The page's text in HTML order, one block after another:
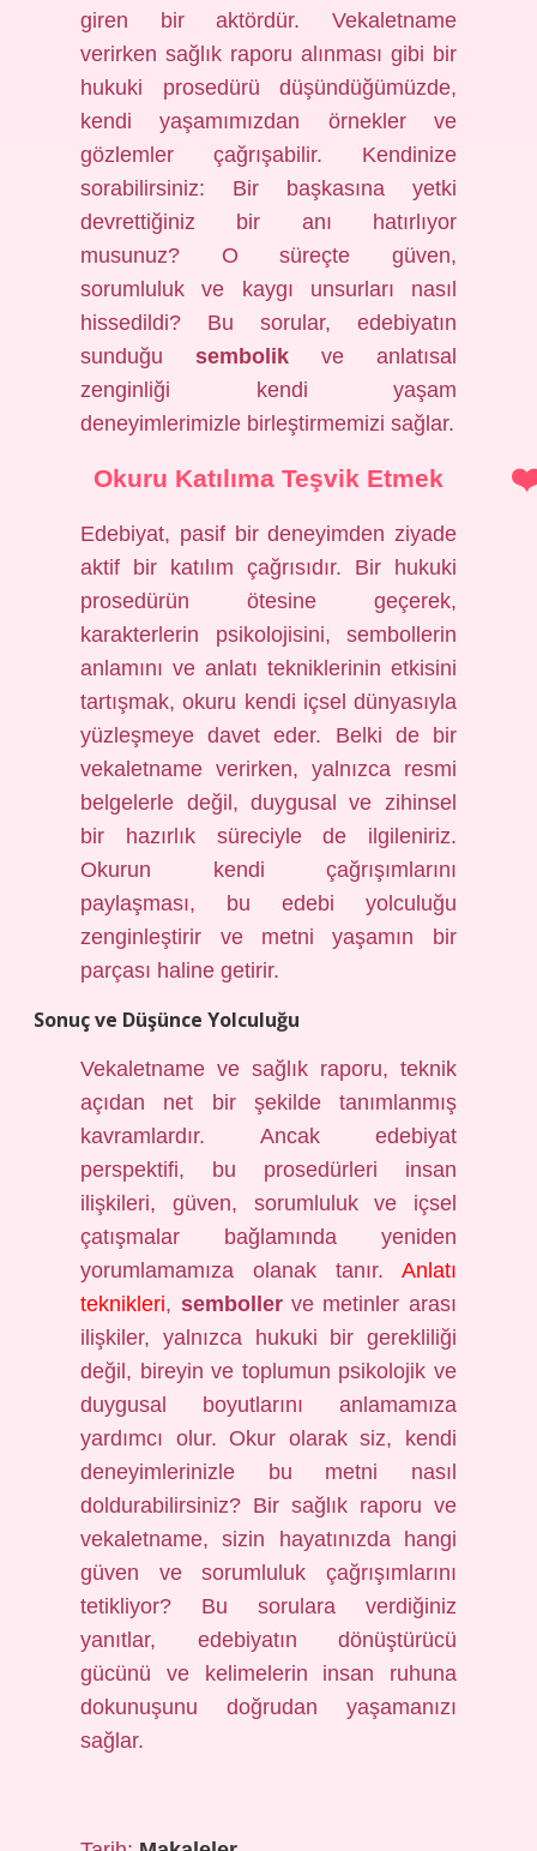
giren bir aktördür. Vekaletname
verirken sağlık raporu alınması gibi bir
hukuki prosedürü düşündüğümüzde,
kendi yaşamımızdan örnekler ve
gözlemler çağrışabilir. Kendinize
sorabilirsiniz: Bir başkasına yetki
devrettiğiniz bir anı hatırlıyor
musunuz? O süreçte güven,
sorumluluk ve kaygı unsurları nasıl
hissedildi? Bu sorular, edebiyatın
sunduğusembolik ve anlatısal
zenginliği kendi yaşam
deneyimlerimizle birleştirmemizi sağlar.
Okuru Katılıma Teşvik Etmek
Edebiyat, pasif bir deneyimden ziyade
aktif bir katılım çağrısıdır. Bir hukuki
prosedürün ötesine geçerek,
karakterlerin psikolojisini, sembollerin
anlamını ve anlatı tekniklerinin etkisini
tartışmak, okuru kendi içsel dünyasıyla
yüzleşmeye davet eder. Belki de bir
vekaletname verirken, yalnızca resmi
belgelerle değil, duygusal ve zihinsel
bir hazırlık süreciyle de ilgileniriz.
Okurun kendi çağrışımlarını
paylaşması, bu edebi yolculuğu
zenginleştirir ve metni yaşamın bir
parçası haline getirir.
Sonuç ve Düşünce Yolculuğu
Vekaletname ve sağlık raporu, teknik
açıdan net bir şekilde tanımlanmış
kavramlardır. Ancak edebiyat
perspektifi, bu prosedürleri insan
ilişkileri, güven, sorumluluk ve içsel
çatışmalar bağlamında yeniden
yorumlamamıza olanak tanır. Anlatı
teknikleri, sembollerve metinler arası
ilişkiler, yalnızca hukuki bir gerekliliği
değil, bireyin ve toplumun psikolojik ve
duygusal boyutlarını anlamamıza
yardımcı olur. Okur olarak siz, kendi
deneyimlerinizle bu metni nasıl
doldurabilirsiniz? Bir sağlık raporu ve
vekaletname, sizin hayatınızda hangi
güven ve sorumluluk çağrışımlarını
tetikliyor? Bu sorulara verdiğiniz
yanıtlar, edebiyatın dönüştürücü
gücünü ve kelimelerin insan ruhuna
dokunuşunu doğrudan yaşamanızı
sağlar.